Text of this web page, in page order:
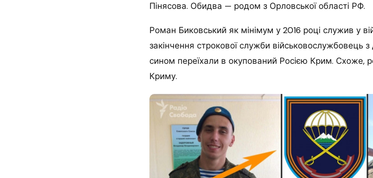
Пінясова. Обидва — родом з Орловської області РФ.
Роман Биковський як мінімум у 2016 році служив у
закінчення строкової служби
сином переїхали в окупований Росією Крим. Схоже,
Криму.